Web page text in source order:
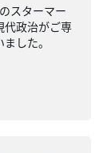
スターマー
代政治がご専
した。